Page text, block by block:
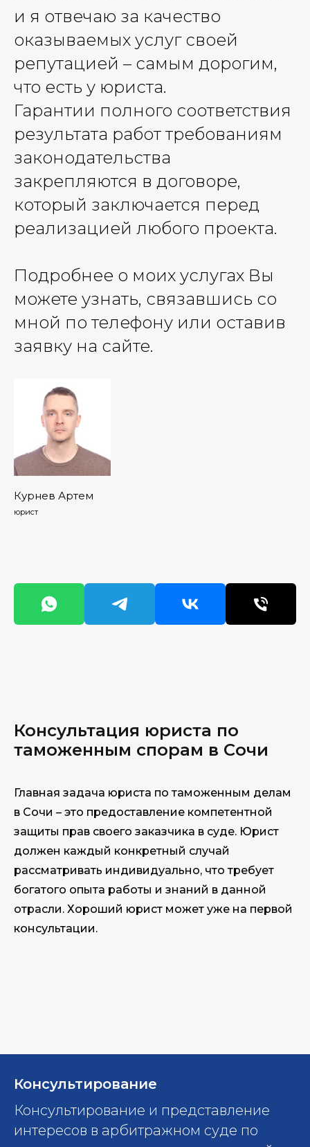
и я отвечаю за качество
оказываемых услуг своей
репутацией – самым дорогим,
что есть у юриста.
Гарантии полного соответствия
результата работ требованиям
законодательства
закрепляются в договоре,
который заключается перед
реализацией любого проекта.
Подробнее о моих услугах Вы
можете узнать, связавшись со
мной по телефону или оставив
заявку на сайте.
Курнев Артем
юрист
Консультация юриста по
таможенным спорам в Сочи
Главная задача юриста по таможенным делам
в Сочи – это предоставление компетентной
защиты прав своего заказчика в суде. Юрист
должен каждый конкретный случай
рассматривать индивидуально, что требует
богатого опыта работы и знаний в данной
отрасли. Хороший юрист может уже на первой
консультации.
Консультирование
Консультирование и представление
интересов в арбитражном суде по